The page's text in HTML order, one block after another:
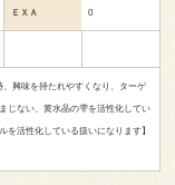
ＥＸＡ 0
、興味を持たれやすくなり、ターゲ
じない、黄水晶の雫を活性化してい
を活性化している扱いになります】